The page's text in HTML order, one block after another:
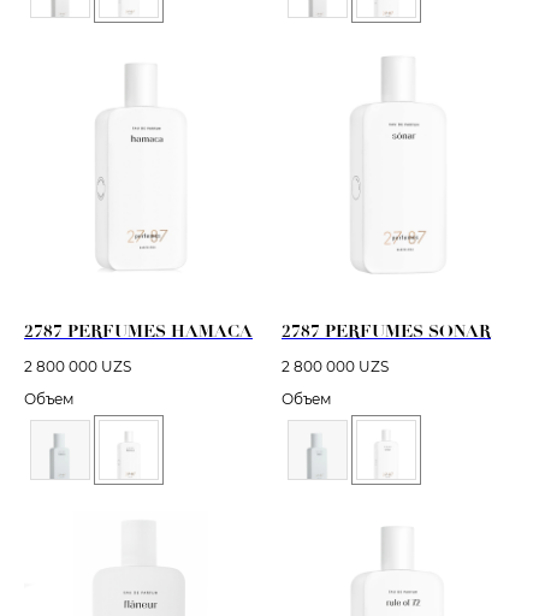
2787 PERFUMES HAMACA
2 800 000 UZS
Объем
2787 PERFUMES SONAR
2 800 000 UZS
Объем